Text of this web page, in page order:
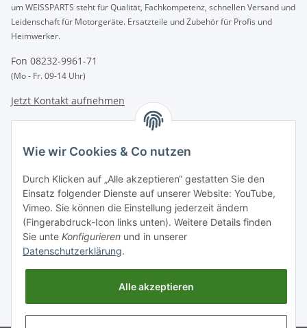
um WEISSPARTS steht für Qualität, Fachkompetenz, schnellen Versand und
Leidenschaft für Motorgeräte. Ersatzteile und Zubehör für Profis und
Heimwerker.
Fon 08232-9961-71
(Mo - Fr. 09-14 Uhr)
Jetzt Kontakt aufnehmen
Zahlungsarten
BAR | ÜBERWEISUNG | PAYPAL
Versandpartner
DHL | GLS | DPD | HERMES | POST
Versand
Wie wir Cookies & Co nutzen
Durch Klicken auf „Alle akzeptieren“ gestatten Sie den
Einsatz folgender Dienste auf unserer Website: YouTube,
Vimeo. Sie können die Einstellung jederzeit ändern
(Fingerabdruck-Icon links unten). Weitere Details finden
Sie unte Konfigurieren und in unserer
Datenschutzerklärung.
Alle akzeptieren